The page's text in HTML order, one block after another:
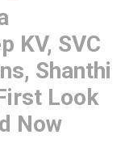
KV, SVC
Shanthi
Look
Now